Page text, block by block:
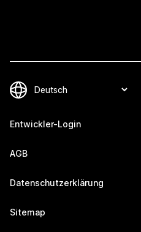
Entwickler-Login
AGB
Datenschutzerklärung
Sitemap